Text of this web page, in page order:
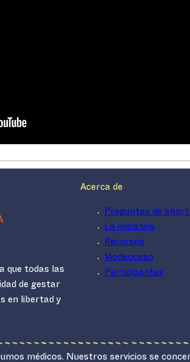
que todas las
de gestar
en libertad y
Acerca de
Preguntas de
La iniciativa
Recursos
Viodeocaso
Participantes
médicos. Nuestros servicios se